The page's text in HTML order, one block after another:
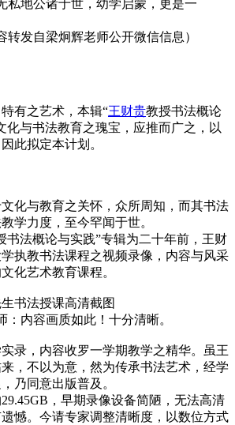
私地公诸于世，幼学启蒙，更是一
转发自梁炯辉老师公开微信信息）
有之艺术，本辑“王财贵教授书法概论
化与书法教育之瑰宝，应推而广之，以
此拟定本计划。
文化与教育之关怀，众所周知，而其书法
学力度，至今罕闻于世。
书法概论与实践”专辑为二十年前，王财
执教书法课程之视频录像，内容与风采
化艺术教育课程。
：内容画质如此！十分清晰。
实录，内容收罗一学期教学之精华。虽王
，不以为意，然为传承书法艺术，经学
乃同意出版普及。
29.45GB，早期录像设备简陋，无法高清
憾。今请专家调整清晰度，以数位方式